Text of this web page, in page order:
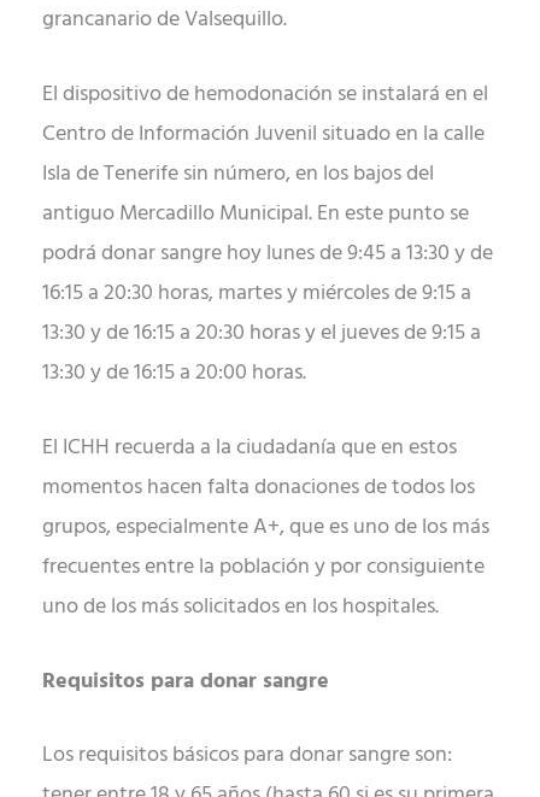
grancanario de Valsequillo.
El dispositivo de hemodonación se instalará en el
Centro de Información Juvenil situado en la calle
Isla de Tenerife sin número, en los bajos del
antiguo Mercadillo Municipal. En este punto se
podrá donar sangre hoy lunes de 9:45 a 13:30 y de
16:15 a 20:30 horas, martes y miércoles de 9:15 a
13:30 y de 16:15 a 20:30 horas y el jueves de 9:15 a
13:30 y de 16:15 a 20:00 horas.
El ICHH recuerda a la ciudadanía que en estos
momentos hacen falta donaciones de todos los
grupos, especialmente A+, que es uno de los más
frecuentes entre la población y por consiguiente
uno de los más solicitados en los hospitales.
Requisitos para donar sangre
Los requisitos básicos para donar sangre son: